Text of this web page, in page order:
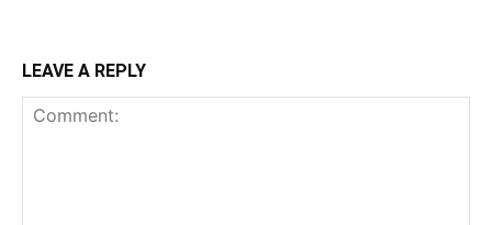
LEAVE A REPLY